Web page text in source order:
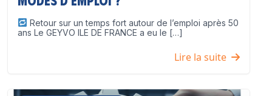
Retour sur un temps fort autour de l’emploi après 50
ans Le GEYVO ILE DE FRANCE a eu le […]
Lire la suite